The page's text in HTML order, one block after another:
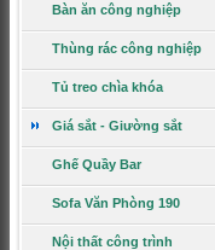
Bàn ăn công nghiệp
Thùng rác công nghiệp
Tủ treo chìa khóa
Giá sắt - Giường sắt
Ghế Quầy Bar
Sofa Văn Phòng 190
Nội thất công trình
Giá:1.660.000 VNĐ
Xem chi tiết
Ghế đôn mặt nhựa D01-S